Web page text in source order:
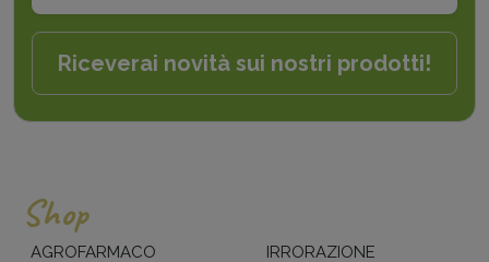
Riceverai novità sui nostri prodotti!
Shop
AGROFARMACO
IRRORAZIONE